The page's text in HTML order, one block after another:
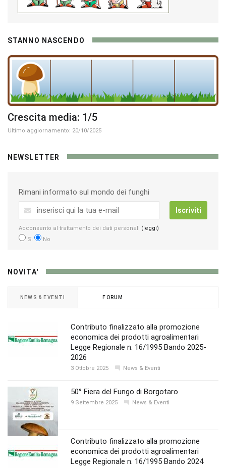
STANNO NASCENDO
Crescita media: 1/5
Ultimo aggiornamento: 20/10/2025
NEWSLETTER
Rimani informato sul mondo dei funghi
Iscriviti
Acconsento al trattamento dei dati personali (leggi)
Si
No
NOVITA'
NEWS & EVENTI FORUM
Contributo finalizzato alla promozione
economica dei prodotti agroalimentari
Legge Regionale n. 16/1995 Bando 2025-
2026
3 Ottobre 2025 News & Eventi
50° Fiera del Fungo di Borgotaro
9 Settembre 2025 News & Eventi
Contributo finalizzato alla promozione
economica dei prodotti agroalimentari
Legge Regionale n. 16/1995 Bando 2024